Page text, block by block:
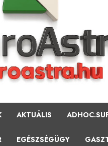
AKTUÁLIS
EGÉSZSÉGÜGY